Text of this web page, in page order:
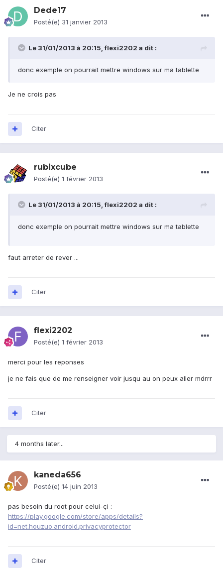
Dede17
Posté(e) 31 janvier 2013
Le 31/01/2013 à 20:15, flexi2202 a dit :
donc exemple on pourrait mettre windows sur ma tablette
Je ne crois pas
Citer
rubixcube
Posté(e) 1 février 2013
Le 31/01/2013 à 20:15, flexi2202 a dit :
donc exemple on pourrait mettre windows sur ma tablette
faut arreter de rever ...
Citer
flexi2202
Posté(e) 1 février 2013
merci pour les reponses
je ne fais que de me renseigner voir jusqu au on peux aller mdrrr
Citer
4 months later...
kaneda656
Posté(e) 14 juin 2013
pas besoin du root pour celui-çi :
https://play.google.com/store/apps/details?
id=net.houzuo.android.privacyprotector
Citer